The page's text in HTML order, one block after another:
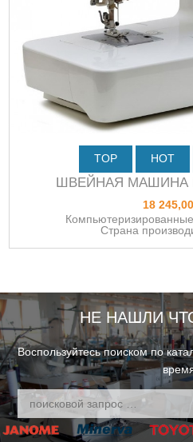
TOP HOT
ШВЕЙНАЯ МАШИНА
18
Страна
НЕ НАШЛИ
Воспользуйтесь поиском по